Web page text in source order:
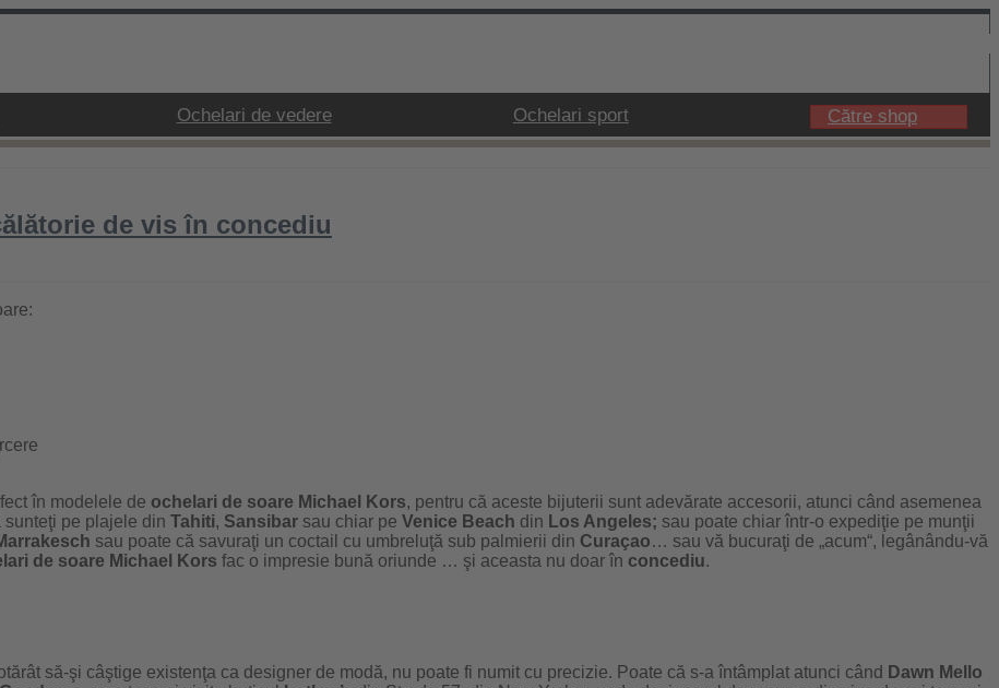
Ochelari de vedere Ochelari sport Către shop
de vis în concediu
în modelele de ochelari de soare Michael Kors, pentru că aceste bijuterii sunt adevărate accesorii, atunci când asemenea
pe plajele din Tahiti, Sansibar sau chiar pe Venice Beach din Los Angeles; sau poate chiar într-o expediţie pe munţii
sau poate că savuraţi un coctail cu umbreluţă sub palmierii din Curaçao… sau vă bucuraţi de „acum“, legânându-vă
de soare Michael Kors fac o impresie bună oriunde … şi aceasta nu doar în concediu.
să-şi câştige existenţa ca designer de modă, nu poate fi numit cu precizie. Poate că s-a întâmplat atunci când Dawn Mello